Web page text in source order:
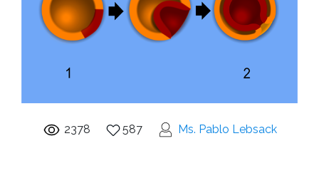
2378 587 Ms. Pablo Lebsack